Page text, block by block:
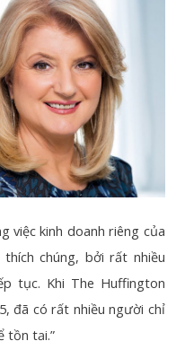
việc kinh doanh riêng của
chúng, bởi rất nhiều
tục. Khi The Huffington
đã có rất nhiều người chỉ
tồn tại.”